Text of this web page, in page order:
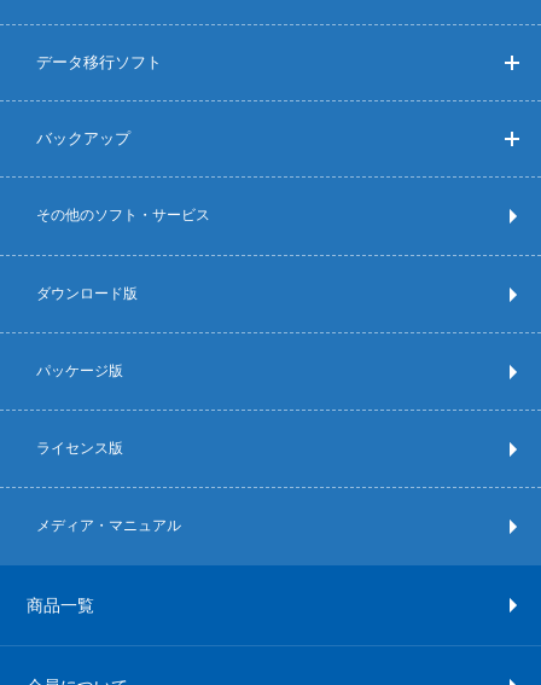
データ移行ソフト
バックアップ
その他のソフト・サービス
ダウンロード版
パッケージ版
ライセンス版
メディア・マニュアル
商品一覧